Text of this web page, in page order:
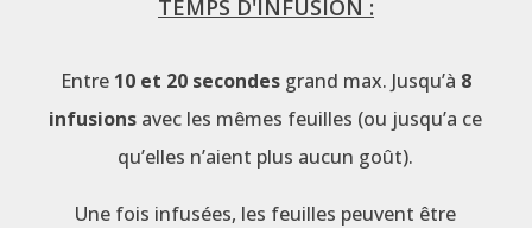
TEMPS D'INFUSION :
Entre 10 et 20 secondesgrand max. Jusqu’à 8
infusions avec les mêmes feuilles (ou jusqu’a ce
qu’elles n’aient plus aucun goût).
Une fois infusées, les feuilles peuvent être